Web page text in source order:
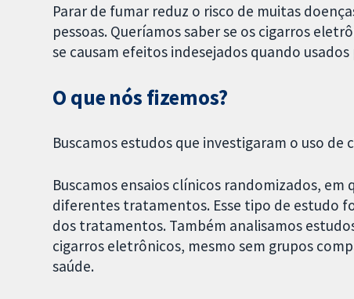
Parar de fumar reduz o risco de muitas
pessoas. Queríamos saber se os cigarros
se causam efeitos indesejados quando usados
O que nós fizemos?
Buscamos estudos que investigaram o uso
Buscamos ensaios clínicos randomizados,
diferentes tratamentos. Esse tipo de estudo
dos tratamentos. Também analisamos
cigarros eletrônicos, mesmo sem grupos
saúde.